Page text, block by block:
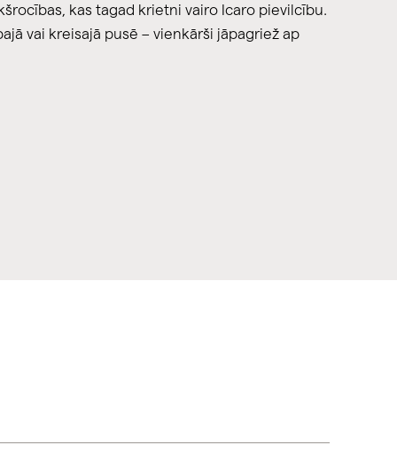
kas tagad krietni vairo Icaro pievilcību.
vai kreisajā pusē – vienkārši jāpagriež ap